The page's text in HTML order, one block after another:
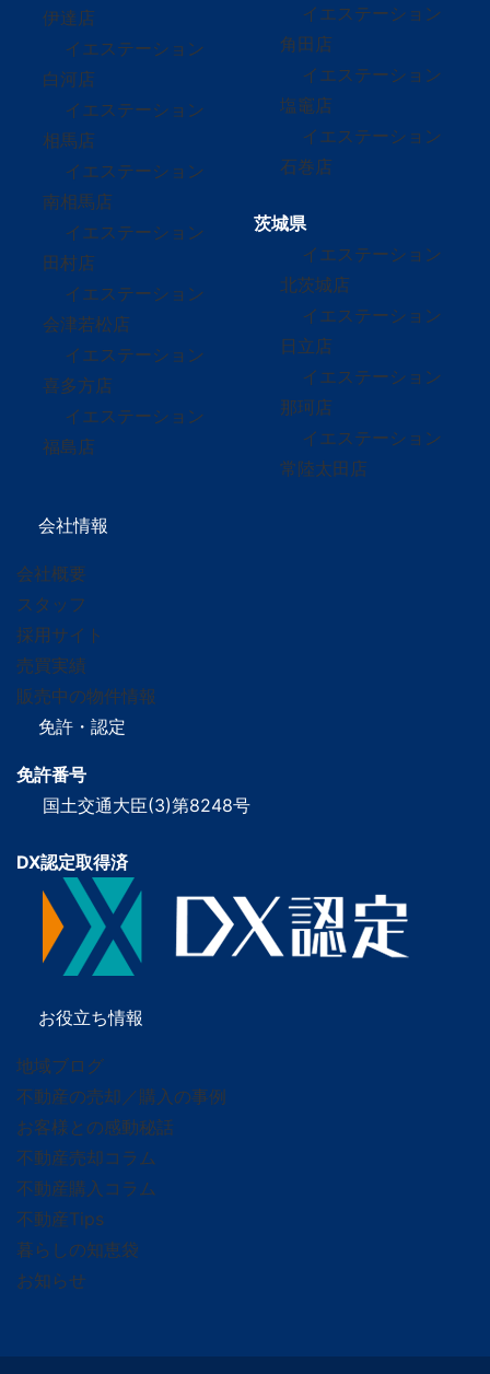
伊達店
イエステーション
白河店
イエステーション
相馬店
イエステーション
南相馬店
イエステーション
田村店
イエステーション
会津若松店
イエステーション
喜多方店
イエステーション
福島店
イエステーション
角田店
イエステーション
塩竈店
イエステーション
石巻店
茨城県
イエステーション
北茨城店
イエステーション
日立店
イエステーション
那珂店
イエステーション
常陸太田店
会社情報
会社概要
スタッフ
採用サイト
売買実績
販売中の物件情報
免許・認定
免許番号
国土交通大臣(3)第8248号
DX認定取得済
お役立ち情報
地域ブログ
不動産の売却／購入の事例
お客様との感動秘話
不動産売却コラム
不動産購入コラム
不動産Tips
暮らしの知恵袋
お知らせ